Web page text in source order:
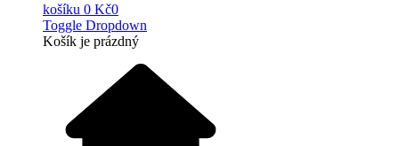
košíku 0 Kč0
Toggle Dropdown
Košík je prázdný